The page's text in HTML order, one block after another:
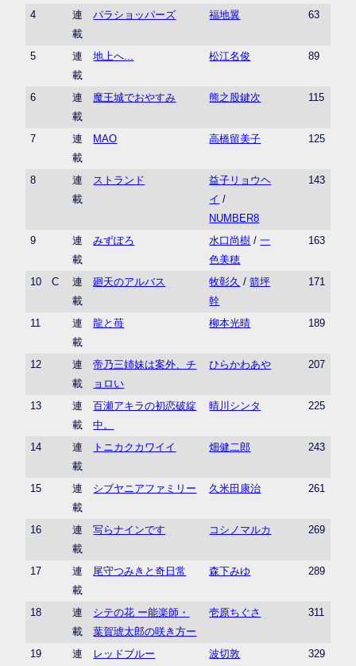
4
連
載
パラショッパーズ 福地翼 63
5
連
載
地上へ... 松江名俊 89
6
連
載
魔王城でおやすみ 熊之股鍵次 115
7
連
載
MAO 高橋留美子 125
8
連
載
ストランド
益子リョウヘ
イ /
NUMBER8
143
9
連
載
みずぽろ 水口尚樹 /一
色美穂
163
10 C
連
載
廻天のアルバス 牧彰久 /箭坪
幹
171
11
連
載
龍と苺 柳本光晴 189
12
連
載
帝乃三姉妹は案外、チ
ョロい
ひらかわあや 207
13
連
載
百瀬アキラの初恋破綻
中。
晴川シンタ 225
14
連
載
トニカクカワイイ 畑健二郎 243
15
連
載
シブヤニアファミリー 久米田康治 261
16
連
載
写らナインです コシノマルカ 269
17
連
載
尾守つみきと奇日常 森下みゆ 289
18
連
載
シテの花 ー能楽師・
葉賀琥太郎の咲き方ー
壱原ちぐさ 311
19 連 レッドブルー 波切敦 329